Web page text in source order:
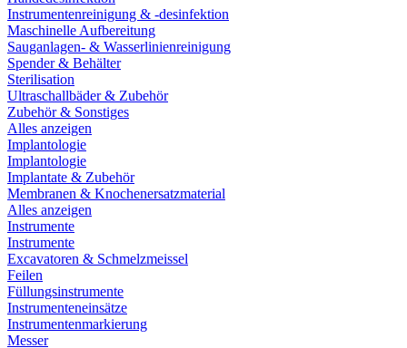
Instrumentenreinigung & -desinfektion
Maschinelle Aufbereitung
Sauganlagen- & Wasserlinienreinigung
Spender & Behälter
Sterilisation
Ultraschallbäder & Zubehör
Zubehör & Sonstiges
Alles anzeigen
Implantologie
Implantologie
Implantate & Zubehör
Membranen & Knochenersatzmaterial
Alles anzeigen
Instrumente
Instrumente
Excavatoren & Schmelzmeissel
Feilen
Füllungsinstrumente
Instrumenteneinsätze
Instrumentenmarkierung
Messer